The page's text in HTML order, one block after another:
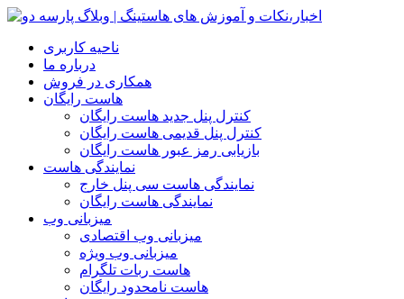
ناحیه کاربری
درباره ما
همکاری در فروش
هاست رایگان
کنترل پنل جدید هاست رایگان
کنترل پنل قدیمی هاست رایگان
بازیابی رمز عبور هاست رایگان
نمایندگی هاست
نمایندگی هاست سی پنل خارج
نمایندگی هاست رایگان
میزبانی وب
میزبانی وب اقتصادی
میزبانی وب ویژه
هاست ربات تلگرام
هاست نامحدود رایگان